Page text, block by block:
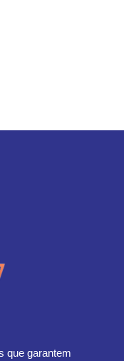
que garantem